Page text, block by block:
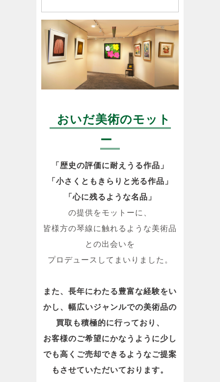
おいだ美術のモット
ー
「歴史の評価に耐えうる作品」
「小さくともきらりと光る作品」
「心に残るような名品」
の提供をモットーに、
皆様方の琴線に触れるような美術品
との出会いを
プロデュースしてまいりました。
また、長年にわたる豊富な経験をい
かし、幅広いジャンルでの美術品の
買取も積極的に行っており、
お客様のご希望にかなうように少し
でも高くご売却できるようなご提案
もさせていただいております。